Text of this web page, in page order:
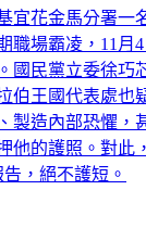
宜花金馬分署一
職場霸凌，11月
國民黨立委徐巧
伯王國代表處也
製造內部恐懼，
他的護照。對此